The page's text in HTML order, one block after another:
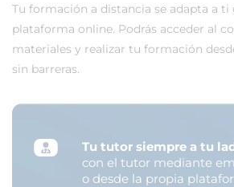
Tu formación a distancia se adapta a ti
plataforma online. Podrás acceder al
materiales y realizar tu formación
sin barreras.
Tu tutor siempre a tu
con el tutor mediante
o desde la propia